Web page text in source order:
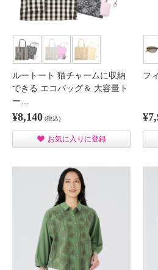
ルートート 猫チャームに収納
できる エコバッグ＆ 大容量ト
ー…
¥8,140 (税込)
お気に入りに登録
フ